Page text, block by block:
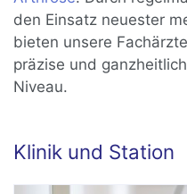
den Einsatz neuester
bieten unsere
präzise und
Niveau.
Klinik und Station